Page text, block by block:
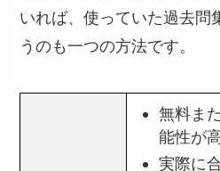
いれば、使っていた過去問
うのも一つの方法です。
無料ま
能性が
実際に